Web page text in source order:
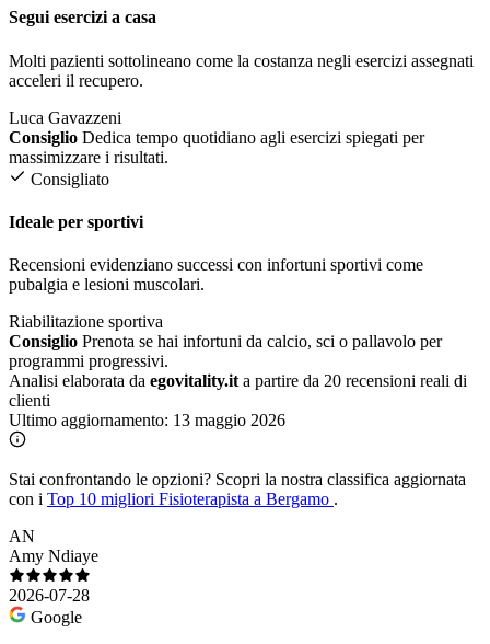
Segui esercizi a casa
Molti pazienti sottolineano come la costanza negli esercizi assegnati
acceleri il recupero.
Luca Gavazzeni
Consiglio Dedica tempo quotidiano agli esercizi spiegati per
massimizzare i risultati.
Consigliato
Ideale per sportivi
Recensioni evidenziano successi con infortuni sportivi come
pubalgia e lesioni muscolari.
Riabilitazione sportiva
Consiglio Prenota se hai infortuni da calcio, sci o pallavolo per
programmi progressivi.
Analisi elaborata da egovitality.it a partire da 20 recensioni reali di
clienti
Ultimo aggiornamento: 13 maggio 2026
Stai confrontando le opzioni? Scopri la nostra classifica aggiornata
con i Top 10 migliori Fisioterapista a Bergamo .
AN
Amy Ndiaye
2026-07-28
Google